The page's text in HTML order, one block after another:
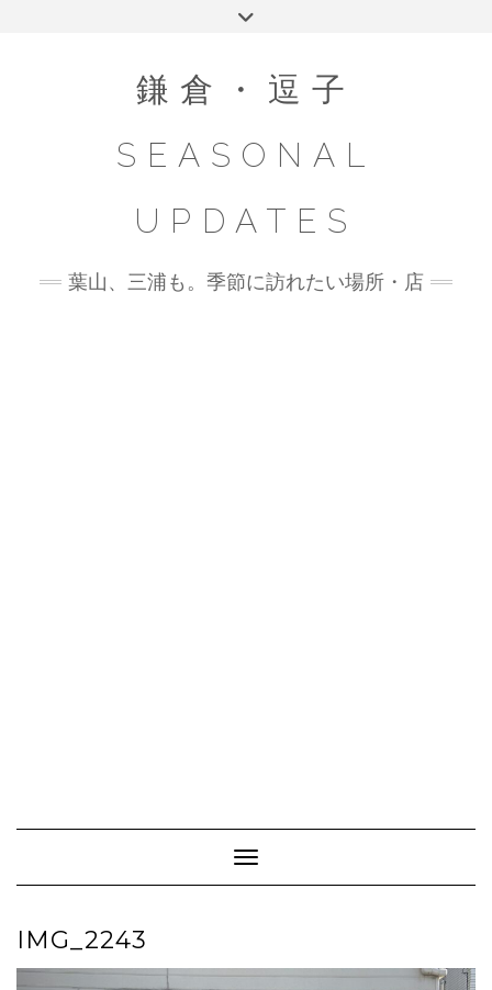
鎌倉・逗子
SEASONAL
UPDATES
葉山、三浦も。季節に訪れたい場所・店
Toggle Navigation
IMG_2243